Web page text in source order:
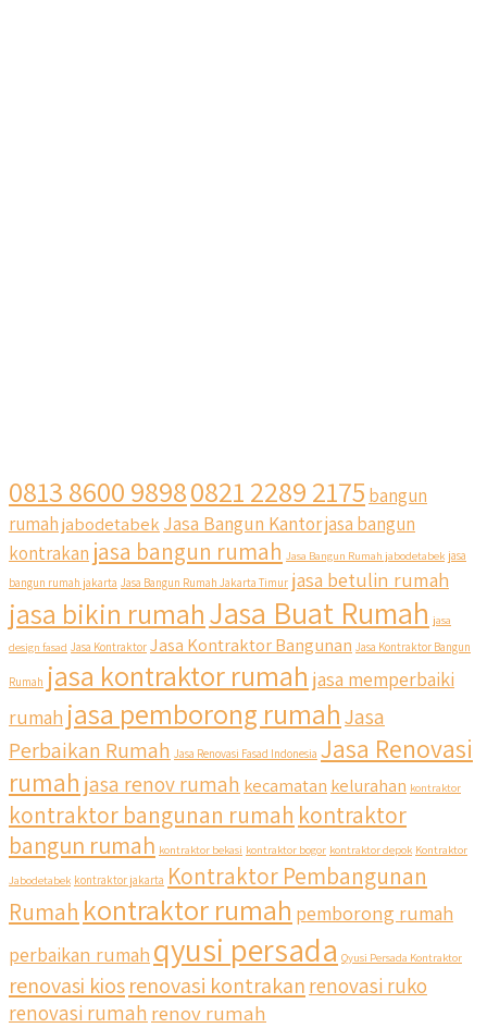
0813 8600 98980821 2289 2175 bangun
rumahjabodetabek Jasa Bangun Kantorjasa bangun
kontrakan jasa bangun rumah Jasa Bangun Rumah jabodetabek jasa
bangun rumah jakarta Jasa Bangun Rumah Jakarta Timur jasa betulin rumah
jasa bikin rumahJasa Buat Rumah jasa
design fasad Jasa Kontraktor Jasa Kontraktor Bangunan Jasa Kontraktor Bangun
Rumah jasa kontraktor rumah jasa memperbaiki
rumah jasa pemborong rumahJasa
Perbaikan Rumah Jasa Renovasi Fasad Indonesia Jasa Renovasi
rumah jasa renov rumah kecamatan kelurahan kontraktor
kontraktor bangunan rumah kontraktor
bangun rumah kontraktor bekasi kontraktor bogor kontraktor depok Kontraktor
Jabodetabek kontraktor jakarta Kontraktor Pembangunan
Rumah kontraktor rumah pemborong rumah
perbaikan rumah qyusi persada Qyusi Persada Kontraktor
renovasi kiosrenovasi kontrakanrenovasi ruko
renovasi rumah renov rumah